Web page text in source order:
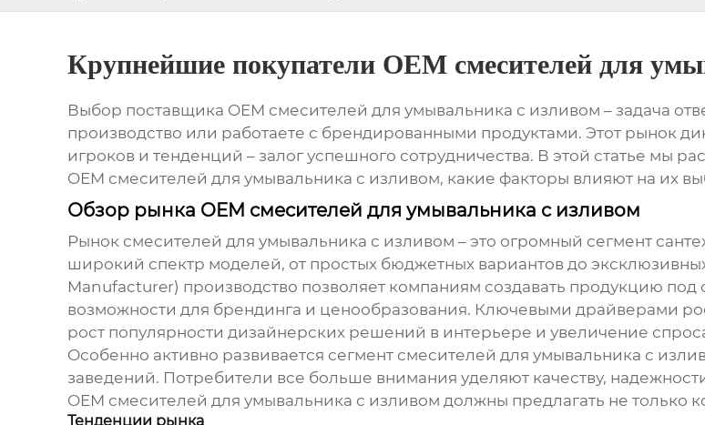
Крупнейшие покупатели OEM смесителей для
Выбор поставщика OEM смесителей для умывальника с изливом – задача
производство или работаете с брендированными продуктами. Этот рынок
игроков и тенденций – залог успешного сотрудничества. В этой статье мы
OEM смесителей для умывальника с изливом, какие факторы влияют на их
Обзор рынка OEM смесителей для умывальника с изливом
Рынок смесителей для умывальника с изливом – это огромный сегмент
широкий спектр моделей, от простых бюджетных вариантов до
Manufacturer) производство позволяет компаниям создавать продукцию
возможности для брендинга и ценообразования. Ключевыми драйверами
рост популярности дизайнерских решений в интерьере и увеличение
Особенно активно развивается сегмент смесителей для умывальника с
заведений. Потребители все больше внимания уделяют качеству,
OEM смесителей для умывальника с изливом должны предлагать не только
Тенденции рынка